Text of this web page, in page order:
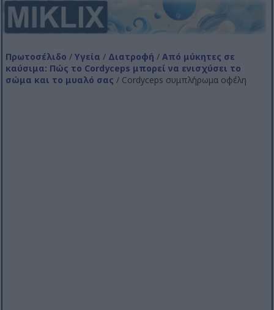
Πρωτοσέλιδο /Υγεία / Διατροφή /Από μύκητες σε
καύσιμα: Πώς το Cordyceps μπορεί να ενισχύσει το
σώμα και το μυαλό σας / Cordyceps συμπλήρωμα οφέλη